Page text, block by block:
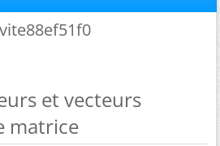
et vecteurs
matrice